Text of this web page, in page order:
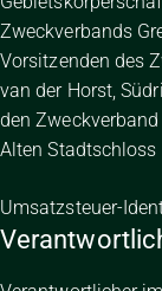
Zweckverbands
Vorsitzenden des
van der Horst,
den
Alten Stadtschloss
Umsatzsteuer-